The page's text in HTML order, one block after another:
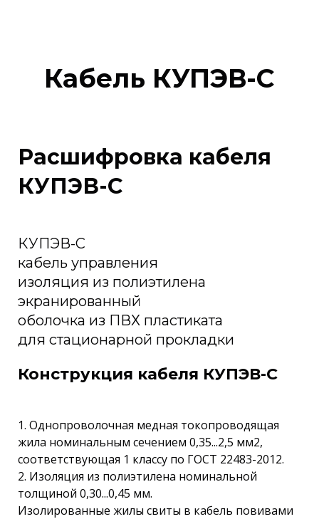
Кабель КУПЭВ-С
Расшифровка кабеля
КУПЭВ-С
КУПЭВ-С
кабель управления
изоляция из полиэтилена
экранированный
оболочка из ПВХ пластиката
для стационарной прокладки
Конструкция кабеля КУПЭВ-С
1. Однопроволочная медная токопроводящая
жила номинальным сечением 0,35...2,5 мм2,
соответствующая 1 классу по ГОСТ 22483-2012.
2. Изоляция из полиэтилена номинальной
толщиной 0,30...0,45 мм.
Изолированные жилы свиты в кабель повивами